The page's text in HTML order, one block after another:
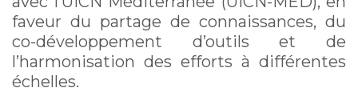
faveur du partage de connaissances, du
co-développement d’outils et de
l’harmonisation des efforts à différentes
échelles.